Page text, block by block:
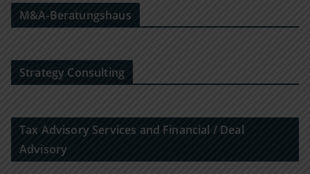
M&A-Beratungshaus
Strategy Consulting
Tax Advisory Services and Financial / Deal
Advisory